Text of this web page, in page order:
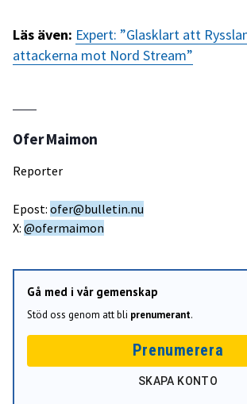
Läs även: Expert: ”Glasklart att
attackerna mot Nord Stream”
Ofer Maimon
Reporter
Epost: ofer@bulletin.nu
X: @ofermaimon
Gå med i vår gemenskap
Stöd oss genom att bli prenumerant.
Prenumerera
SKAPA KONTO